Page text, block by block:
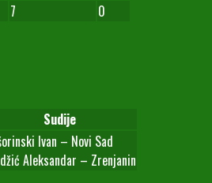
7
0
Sudije
Ivan – Novi Sad
Aleksandar – Zrenjanin